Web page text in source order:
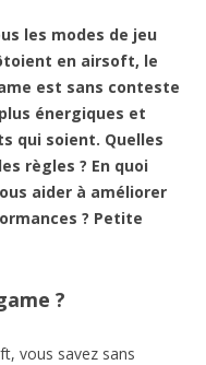
les modes de jeu
en airsoft, le
est sans conteste
énergiques et
qui soient. Quelles
règles ? En quoi
aider à améliorer
? Petite
?
vous savez sans